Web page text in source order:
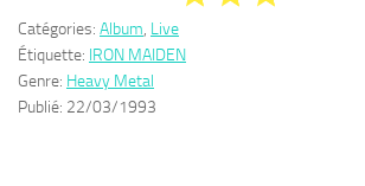
Catégories: Album, Live
Étiquette: IRON MAIDEN
Genre: Heavy Metal
Publié: 22/03/1993